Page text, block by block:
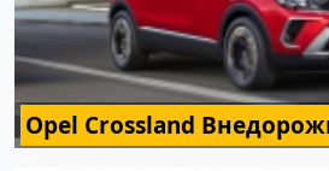
Opel Crossland